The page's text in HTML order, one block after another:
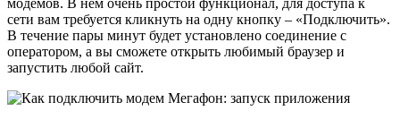
модемов. В нем очень простой функционал, для доступа к
сети вам требуется кликнуть на одну кнопку – «Подключить».
В течение пары минут будет установлено соединение с
оператором, а вы сможете открыть любимый браузер и
запустить любой сайт.